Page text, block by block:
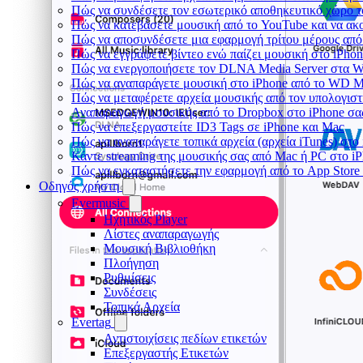
Πώς να συνδέσετε τον εσωτερικό αποθηκευτικό
Πώς να κατεβάσετε μουσική από το YouTube και να
Πώς να αποσυνδέσετε μια εφαρμογή τρίτου μέρους
Πώς να εγγράψετε βίντεο ενώ παίζει μουσική στο
Πώς να ενεργοποιήσετε τον DLNA Media Server στα
Πώς να αναπαράγετε μουσική στο iPhone από το WD
Πώς να μεταφέρετε αρχεία μουσικής από τον
Αναπαραγωγή μουσικής από το Dropbox στο iPhone
Πώς να επεξεργαστείτε ID3 Tags σε iPhone και Mac
Πώς να αναπαράγετε τοπικά αρχεία (αρχεία iTunes)
Κάντε streaming της μουσικής σας από Mac ή PC στο
Πώς να εγκαταστήσετε την εφαρμογή από το App Store
Οδηγός χρήστη
Evermusic
Ηχητικός Player
Λίστες αναπαραγωγής
Μουσική Βιβλιοθήκη
Πλοήγηση
Ρυθμίσεις
Συνδέσεις
Τοπικά Αρχεία
Evertag
Αντιστοιχίσεις πεδίων ετικετών
Επεξεργαστής Ετικετών